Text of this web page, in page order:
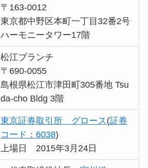
〒163-0012
東京都中野区本町一丁目32番2号
ハーモニータワー17階
松江ブランチ
〒690-0055
島根県松江市津田町305番地 Tsu
da-cho Bldg 3階
東京証券取引所 グロース(証券
コード：6038)
上場日 2015年3月24日